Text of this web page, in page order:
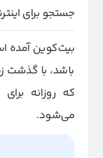
جستجو برای
بیت‌کوین آمده
باشد، با گذشت
که روزانه
می‌شود.